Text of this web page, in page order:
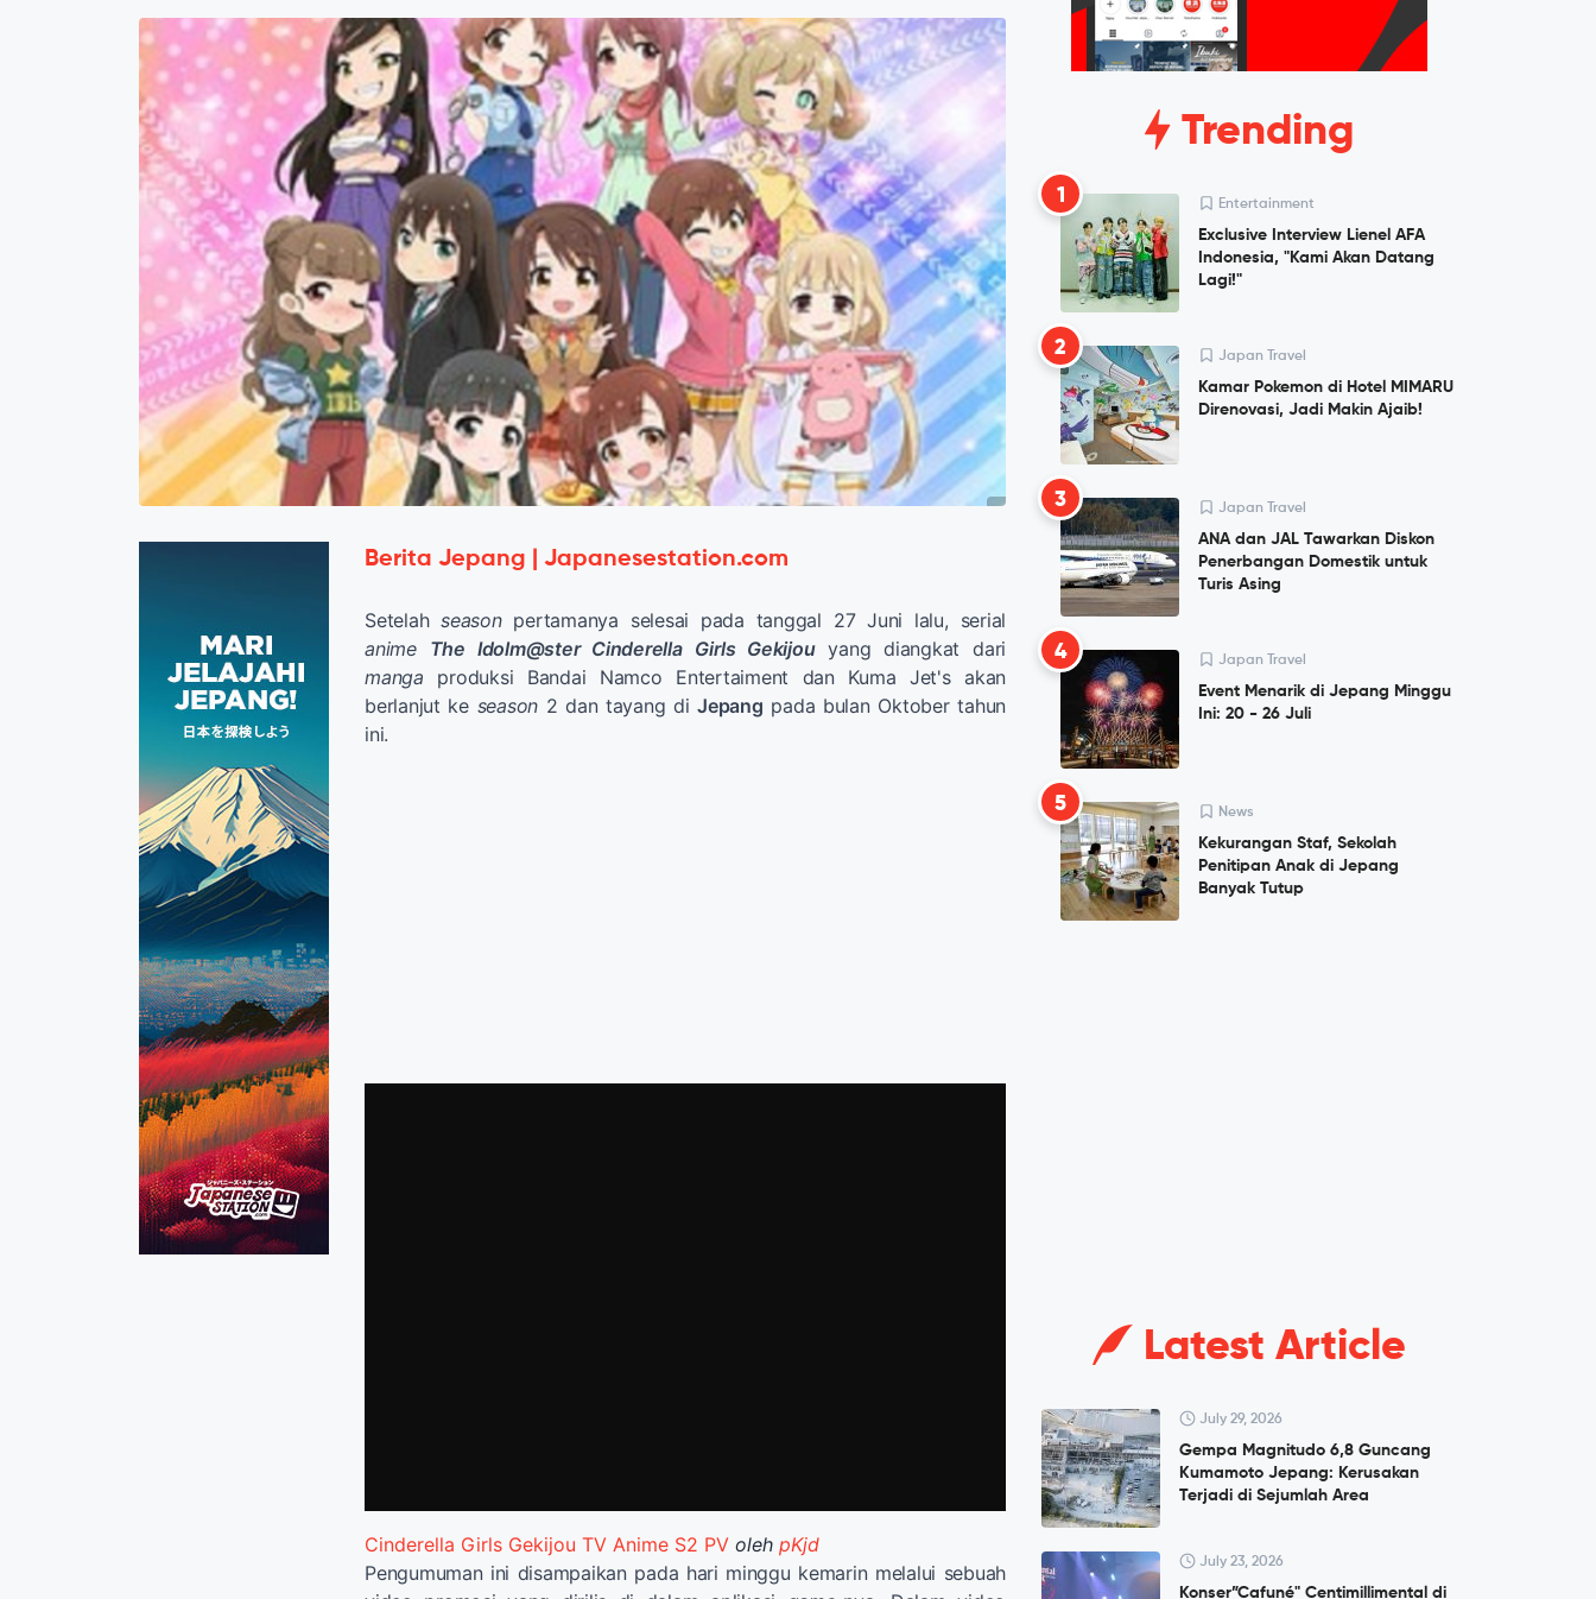
Berita Jepang | Japanesestation.com
Setelahseasonpertamanya selesai pada tanggal 27 Juni lalu, serial
anime
The Idolm@ster Cinderella Girls Gekijouyang diangkat dari
manga produksi Bandai Namco Entertaiment dan Kuma Jet's akan
berlanjut ke season 2 dan tayang diJepang pada bulan Oktober tahun
ini.
Cinderella Girls Gekijou TV Anime S2 PV oleh pKjd
Pengumuman ini disampaikan pada hari minggu kemarin melalui sebuah
Trending
1 Entertainment
Exclusive Interview Lienel AFA
Indonesia, "Kami Akan Datang
Lagi!"
2 Japan Travel
Kamar Pokemon di Hotel MIMARU
Direnovasi, Jadi Makin Ajaib!
3 Japan Travel
ANA dan JAL Tawarkan Diskon
Penerbangan Domestik untuk
Turis Asing
4 Japan Travel
Event Menarik di Jepang Minggu
Ini: 20 - 26 Juli
5 News
Kekurangan Staf, Sekolah
Penitipan Anak di Jepang
Banyak Tutup
Latest Article
July 29, 2026
Gempa Magnitudo 6,8 Guncang
Kumamoto Jepang: Kerusakan
Terjadi di Sejumlah Area
July 23, 2026
Konser”Cafuné" Centimillimental di